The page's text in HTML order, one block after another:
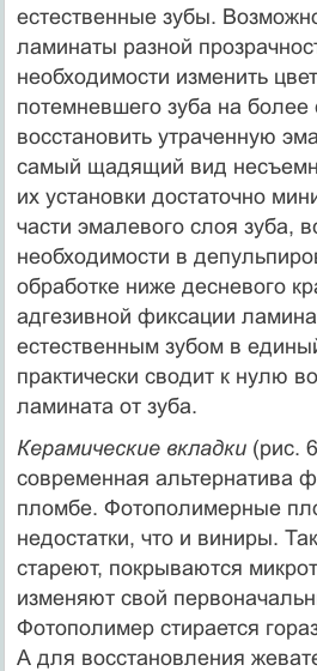
естественные зубы.
ламинаты разной
необходимости изменить
потемневшего зуба на более
восстановить утраченную
самый щадящий вид
их установки достаточно
части эмалевого слоя зуба,
необходимости в
обработке ниже десневого
адгезивной фиксации
естественным зубом в
практически сводит к нулю
ламината от зуба.
Керамические вкладки (рис.
современная альтернатива
пломбе. Фотополимерные
недостатки, что и виниры.
стареют, покрываются
изменяют свой
Фотополимер стирается
А для восстановления